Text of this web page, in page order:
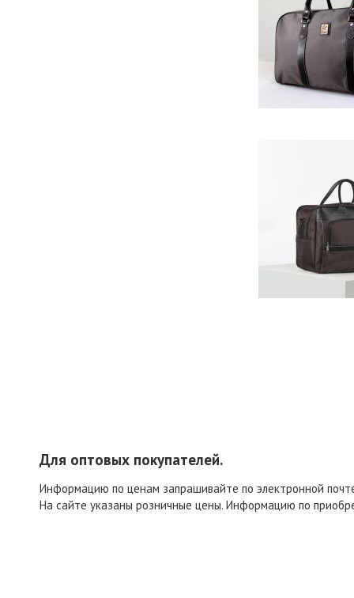
Для оптовых покупателей.
Информацию по ценам запрашивайте по электронной
На сайте указаны розничные цены. Информацию по